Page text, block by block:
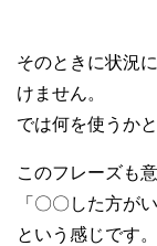
そのときに状況
けません。
では何を使うか
このフレーズも
「〇〇した方が
という感じです。